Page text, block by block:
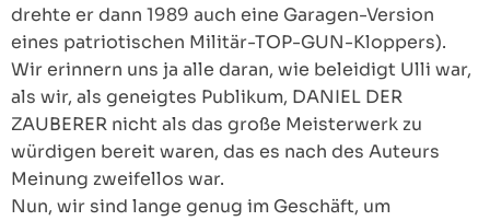
drehte er dann 1989 auch eine Garagen-Version
eines patriotischen Militär-TOP-GUN-Kloppers).
Wir erinnern uns ja alle daran, wie beleidigt Ulli war,
als wir, als geneigtes Publikum, DANIEL DER
ZAUBERER nicht als das große Meisterwerk zu
würdigen bereit waren, das es nach des Auteurs
Meinung zweifellos war.
Nun, wir sind lange genug im Geschäft, um